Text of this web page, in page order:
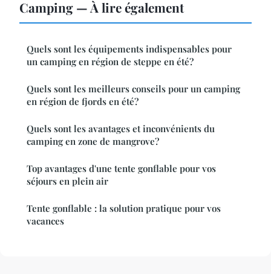
Camping — À lire également
Quels sont les équipements indispensables pour
un camping en région de steppe en été?
Quels sont les meilleurs conseils pour un camping
en région de fjords en été?
Quels sont les avantages et inconvénients du
camping en zone de mangrove?
Top avantages d'une tente gonflable pour vos
séjours en plein air
Tente gonflable : la solution pratique pour vos
vacances